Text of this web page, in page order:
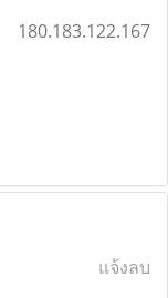
180.183.122.167
แจ้งลบ